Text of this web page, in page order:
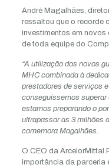
André Magalhães,
ressaltou que o recorde
investimentos em
de toda equipe do
“A utilização dos novos
MHC combinada à
prestadores de serviços
conseguíssemos superar
estamos preparando o
ultrapassar as 3 milhões
comemora Magalhães.
O CEO da ArcelorMittal
importância da parceria